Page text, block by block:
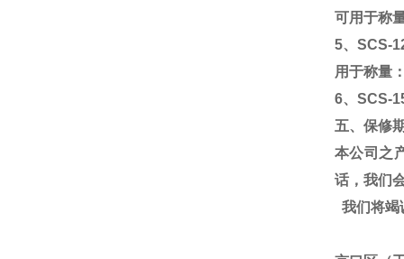
可用于称
5、SCS-
用于称量
6、SCS-
五、保修
本公司之
话，我们
我们将竭